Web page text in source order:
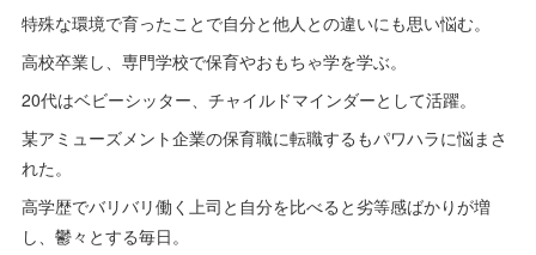
特殊な環境で育ったことで自分と他人との違いにも思い悩む。
高校卒業し、専門学校で保育やおもちゃ学を学ぶ。
20代はベビーシッター、チャイルドマインダーとして活躍。
某アミューズメント企業の保育職に転職するもパワハラに悩まさ
れた。
高学歴でバリバリ働く上司と自分を比べると劣等感ばかりが増
し、鬱々とする毎日。